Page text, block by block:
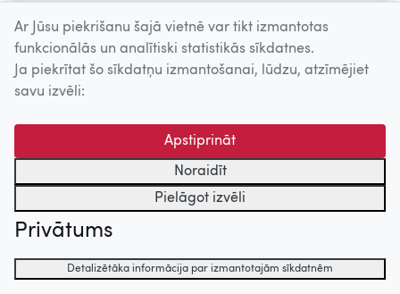
(1961-1988)
Fiction
language, from mainstream to arthouse, from studio
Ar Jūsu piekrišanu šajā vietnē var tikt izmantotas
funkcionālās un analītiski statistikās sīkdatnes.
Ja piekrītat šo sīkdatņu izmantošanai, lūdzu, atzīmējiet
savu izvēli:
Apstiprināt
Noraidīt
Pielāgot izvēli
Privātums
Detalizētāka informācija par izmantotajām sīkdatnēm